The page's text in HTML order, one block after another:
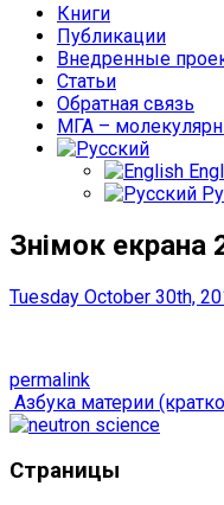
Книги
Публикации
Внедренные
Статьи
Обратная связь
МГА –
Знімок екрана
Tuesday October 30th,
permalink
Post
navigation
Азбука материи
Страницы